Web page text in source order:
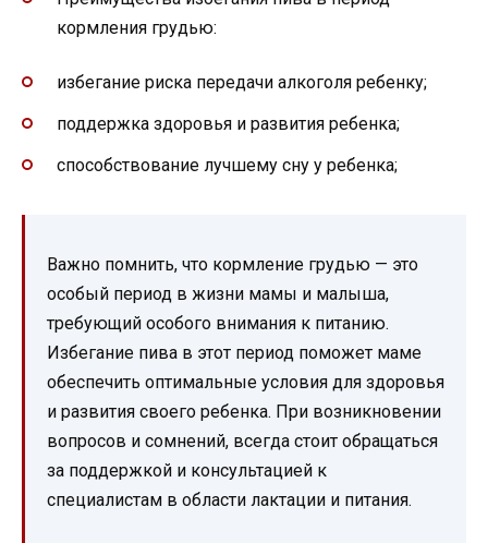
кормления грудью:
избегание риска передачи алкоголя ребенку;
поддержка здоровья и развития ребенка;
способствование лучшему сну у ребенка;
Важно помнить, что кормление грудью — это
особый период в жизни мамы и малыша,
требующий особого внимания к питанию.
Избегание пива в этот период поможет маме
обеспечить оптимальные условия для здоровья
и развития своего ребенка. При возникновении
вопросов и сомнений, всегда стоит обращаться
за поддержкой и консультацией к
специалистам в области лактации и питания.